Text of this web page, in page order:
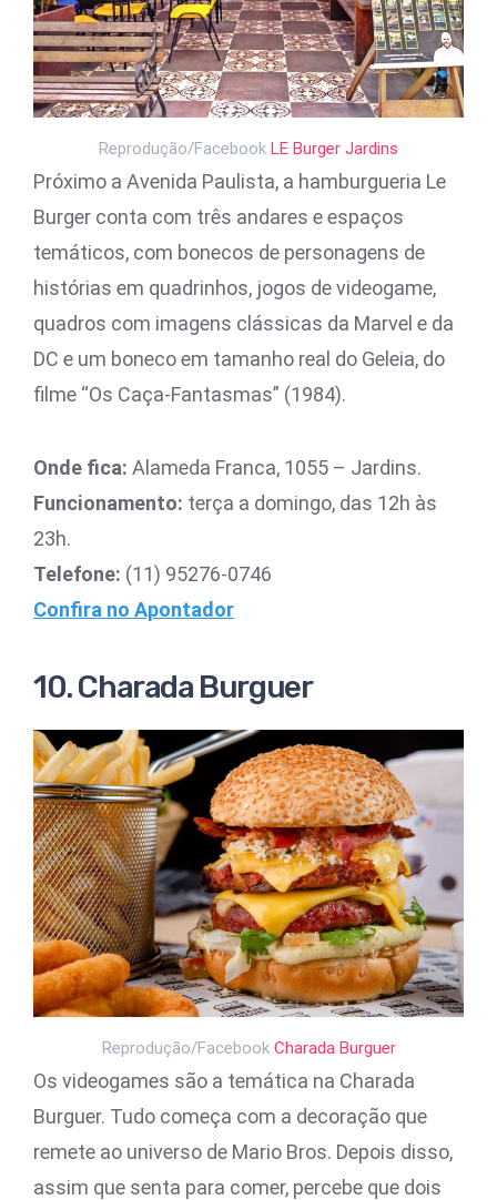
Reprodução/Facebook LE Burger Jardins
Próximo a Avenida Paulista, a hamburgueria Le
Burger conta com três andares e espaços
temáticos, com bonecos de personagens de
histórias em quadrinhos, jogos de videogame,
quadros com imagens clássicas da Marvel e da
DC e um boneco em tamanho real do Geleia, do
filme “Os Caça-Fantasmas” (1984).
Onde fica: Alameda Franca, 1055 – Jardins.
Funcionamento: terça a domingo, das 12h às
23h.
Telefone: (11) 95276-0746
Confira no Apontador
10. Charada Burguer
Reprodução/Facebook Charada Burguer
Os videogames são a temática na Charada
Burguer. Tudo começa com a decoração que
remete ao universo de Mario Bros. Depois disso,
assim que senta para comer, percebe que dois